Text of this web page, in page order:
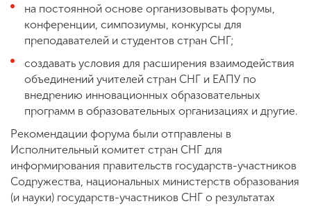
на постоянной основе организовывать форумы,
конференции, симпозиумы, конкурсы для
преподавателей и студентов стран СНГ;
создавать условия для расширения взаимодействия
объединений учителей стран СНГ и ЕАПУ по
внедрению инновационных образовательных
программ в образовательных организациях и другие.
Рекомендации форума были отправлены в
Исполнительный комитет стран СНГ для
информирования правительств государств-участников
Содружества, национальных министерств образования
(и науки) государств-участников СНГ о результатах